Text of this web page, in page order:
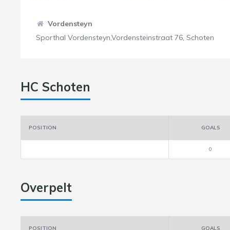
Vordensteyn
Sporthal Vordensteyn,Vordensteinstraat 76, Schoten
HC Schoten
POSITION GOALS
0
Overpelt
POSITION GOALS